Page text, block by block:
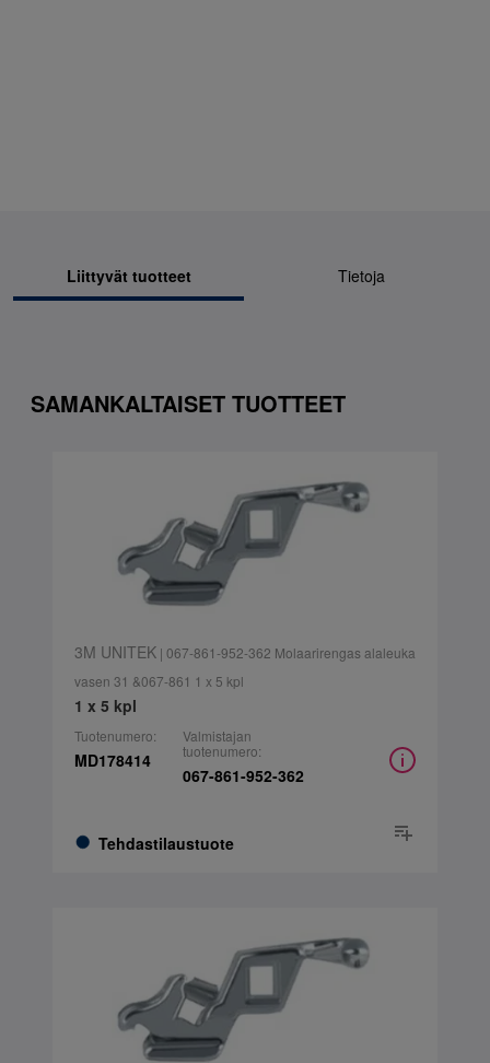
Liittyvät tuotteet Tietoja
SAMANKALTAISET TUOTTEET
3M UNITEK| 067-861-952-362 Molaarirengas alaleuka
vasen 31 &067-861 1 x 5 kpl
1 x 5 kpl
Tuotenumero:
MD178414
Tehdastilaustuote
Valmistajan
tuotenumero:
067-861-952-362